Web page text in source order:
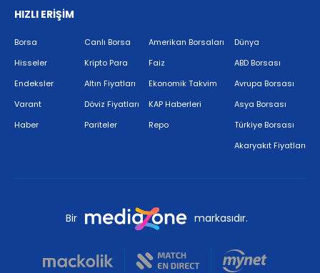
HIZLI ERİŞİM
Borsa
Hisseler
Endeksler
Varant
Haber
Canlı Borsa
Kripto Para
Altın Fiyatları
Döviz Fiyatları
Pariteler
Amerikan Borsaları
Faiz
Ekonomik Takvim
KAP Haberleri
Repo
Dünya
ABD Borsası
Avrupa Borsası
Asya Borsası
Türkiye Borsası
Akaryakıt Fiyatları
Bir markasıdır.